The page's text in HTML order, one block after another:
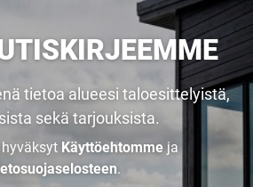
tietoa alueesi taloesittelyistä,
sekä tarjouksista.
Käyttöehtommeja
.
200-sivuinen talokirja!
Tilaa esite